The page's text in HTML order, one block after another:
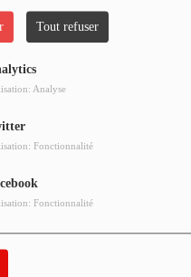
Tout refuser
Analyse
Fonctionnalité
Fonctionnalité
& ESPACE PRO
SUR PONTACQ RADIO
STUDIOS
MÉDIAS ET À
?
PRODUCTIONS
la page que vous